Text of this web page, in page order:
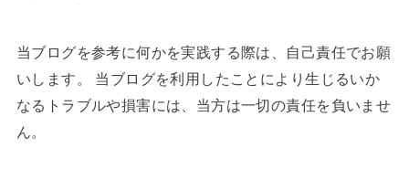
当ブログを参考に何かを実践する際は、自己責任でお願
いします。 当ブログを利用したことにより生じるいか
なるトラブルや損害には、当方は一切の責任を負いませ
ん。